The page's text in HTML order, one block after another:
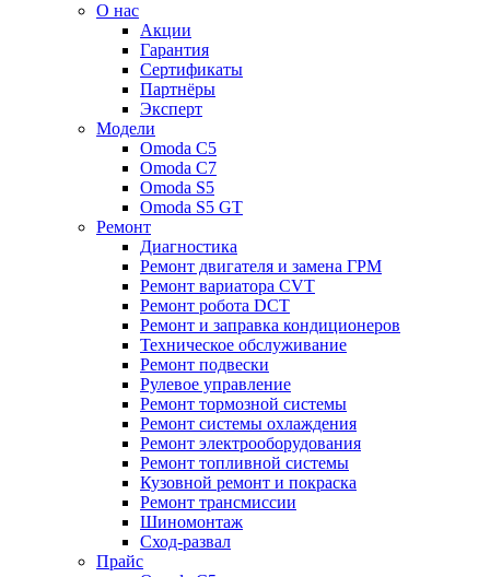
О нас
Акции
Гарантия
Сертификаты
Партнёры
Эксперт
Модели
Omoda C5
Omoda C7
Omoda S5
Omoda S5 GT
Ремонт
Диагностика
Ремонт двигателя и замена ГРМ
Ремонт вариатора CVT
Ремонт робота DCT
Ремонт и заправка кондиционеров
Техническое обслуживание
Ремонт подвески
Рулевое управление
Ремонт тормозной системы
Ремонт системы охлаждения
Ремонт электрооборудования
Ремонт топливной системы
Кузовной ремонт и покраска
Ремонт трансмиссии
Шиномонтаж
Сход-развал
Прайс